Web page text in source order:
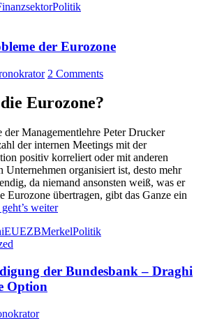
Politik
der Eurozone
2 Comments
Eurozone?
der Managementlehre Peter Drucker
der internen Meetings mit der
positiv korreliert oder mit anderen
Unternehmen organisiert ist, desto mehr
da niemand ansonsten weiß, was er
Eurozone übertragen, gibt das Ganze ein
weiter
EUEZBMerkelPolitik
der Bundesbank – Draghi
Option